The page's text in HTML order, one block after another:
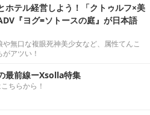
ホテル経営しよう！「クトゥルフ×美
『ヨグ=ソトースの庭』が日本語
無口な複眼死神美少女など、属性てんこ
アツい！
最前線ーXsolla特集
ちらから！